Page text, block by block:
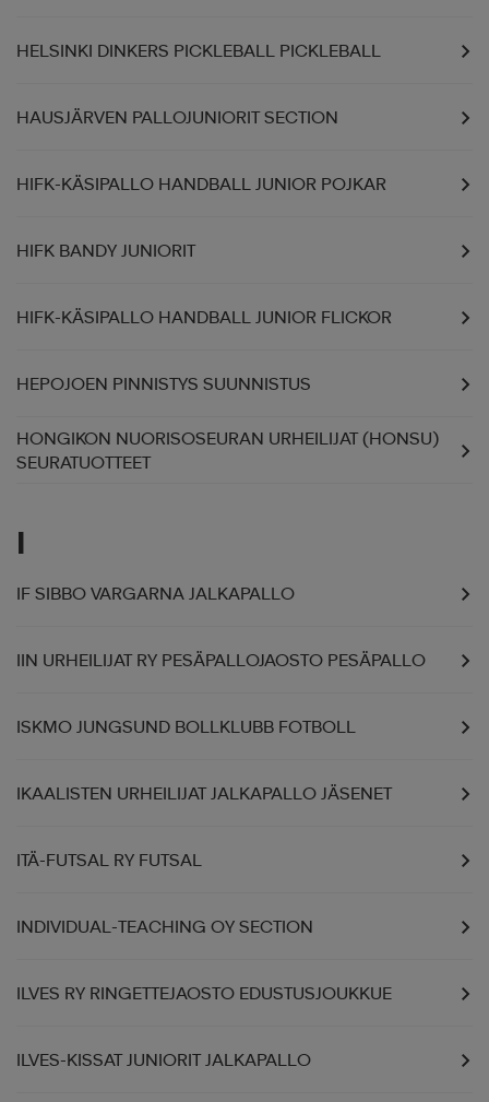
HELSINKI DINKERS PICKLEBALL PICKLEBALL
HAUSJÄRVEN PALLOJUNIORIT SECTION
HIFK-KÄSIPALLO HANDBALL JUNIOR POJKAR
HIFK BANDY JUNIORIT
HIFK-KÄSIPALLO HANDBALL JUNIOR FLICKOR
HEPOJOEN PINNISTYS SUUNNISTUS
HONGIKON NUORISOSEURAN URHEILIJAT (HONSU)
SEURATUOTTEET
I
IF SIBBO VARGARNA JALKAPALLO
IIN URHEILIJAT RY PESÄPALLOJAOSTO PESÄPALLO
ISKMO JUNGSUND BOLLKLUBB FOTBOLL
IKAALISTEN URHEILIJAT JALKAPALLO JÄSENET
ITÄ-FUTSAL RY FUTSAL
INDIVIDUAL-TEACHING OY SECTION
ILVES RY RINGETTEJAOSTO EDUSTUSJOUKKUE
ILVES-KISSAT JUNIORIT JALKAPALLO